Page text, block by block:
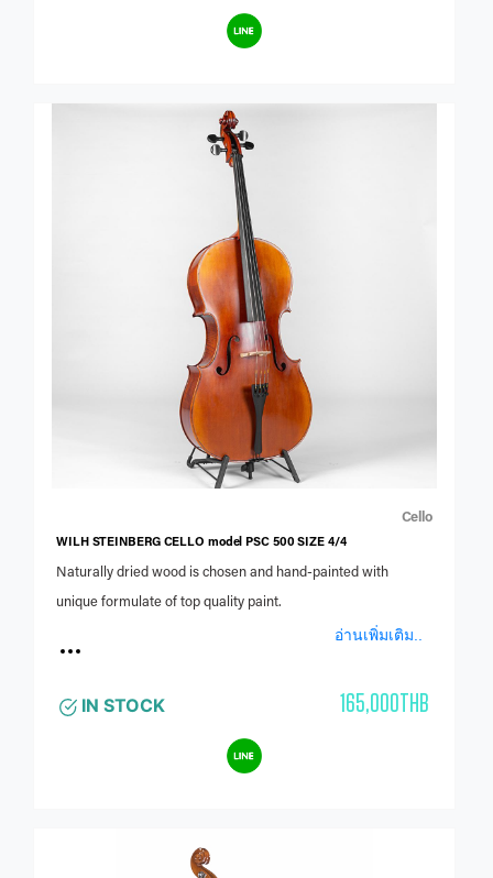
Cello
WILH STEINBERG CELLO model PSC 500 SIZE 4/4
Naturally dried wood is chosen and hand-painted with
unique formulate of top quality paint.
อ่านเพิ่มเติม..
IN STOCK 165,000THB